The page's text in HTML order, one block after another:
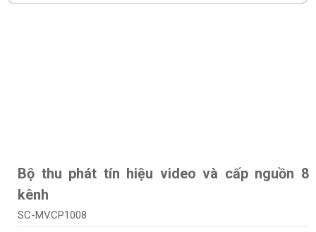
Bộ thu phát tín hiệu video và cấp nguồn 8
kênh
SC-MVCP1008